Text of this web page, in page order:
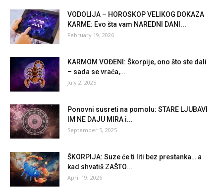
VODOLIJA – HOROSKOP VELIKOG DOKAZA
KARME: Evo šta vam NAREDNI DANI...
February 19, 2026
KARMOM VOĐENI: Škorpije, ono što ste dali
– sada se vraća,...
July 2, 2025
Ponovni susreti na pomolu: STARE LJUBAVI
IM NE DAJU MIRA i...
September 5, 2025
ŠKORPIJA: Suze će ti liti bez prestanka… a
kad shvatiš ZAŠTO...
April 19, 2026